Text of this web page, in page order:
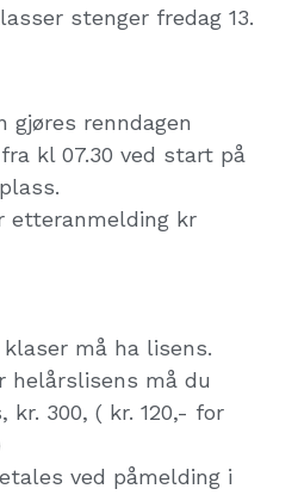
stenger fredag 13.
gjøres renndagen
kl 07.30 ved start på
etteranmelding kr
må ha lisens.
helårslisens må du
kr. 300, ( kr. 120,- for
ved påmelding i